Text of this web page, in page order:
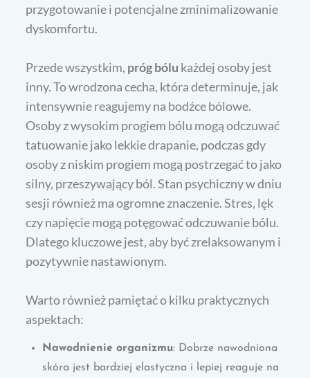
przygotowanie i potencjalne zminimalizowanie
dyskomfortu.
Przede wszystkim, próg bólu każdej osoby jest
inny. To wrodzona cecha, która determinuje, jak
intensywnie reagujemy na bodźce bólowe.
Osoby z wysokim progiem bólu mogą odczuwać
tatuowanie jako lekkie drapanie, podczas gdy
osoby z niskim progiem mogą postrzegać to jako
silny, przeszywający ból. Stan psychiczny w dniu
sesji również ma ogromne znaczenie. Stres, lęk
czy napięcie mogą potęgować odczuwanie bólu.
Dlatego kluczowe jest, aby być zrelaksowanym i
pozytywnie nastawionym.
Warto również pamiętać o kilku praktycznych
aspektach:
Nawodnienie organizmu: Dobrze nawodniona
skóra jest bardziej elastyczna i lepiej reaguje na